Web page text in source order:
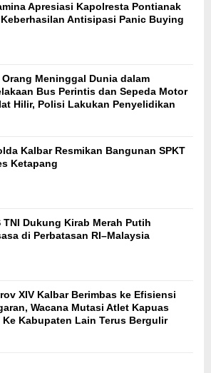
Apresiasi Kapolresta Pontianak
Antisipasi Panic Buying
Orang Meninggal Dunia dalam
Bus Perintis dan Sepeda Motor
Hilir, Polisi Lakukan Penyelidikan
Kalbar Resmikan Bangunan SPKT
Ketapang
TNI Dukung Kirab Merah Putih
di Perbatasan RI–Malaysia
XIV Kalbar Berimbas ke Efisiensi
Wacana Mutasi Atlet Kapuas
Ke Kabupaten Lain Terus Bergulir